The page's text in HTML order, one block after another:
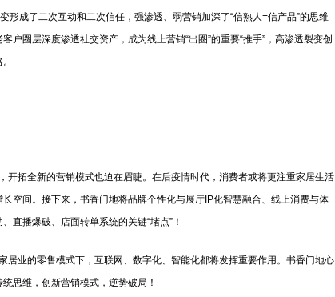
形成了二次互动和二次信任，强渗透、弱营销加深了“信熟人=信产品”的思维
户圈层深度渗透社交资产，成为线上营销“出圈”的重要“推手”，高渗透裂变创
拓全新的营销模式也迫在眉睫。在后疫情时代，消费者或将更注重家居生活
空间。接下来，书香门地将品牌个性化与展厅IP化智慧融合、线上消费与体
直播爆破、店面转单系统的关键“堵点”！
业的零售模式下，互联网、数字化、智能化都将发挥重要作用。书香门地心
思维，创新营销模式，逆势破局！